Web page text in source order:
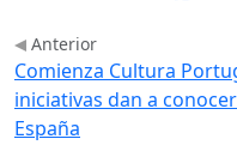
Anterior
Comienza Cultura
iniciativas dan a
España